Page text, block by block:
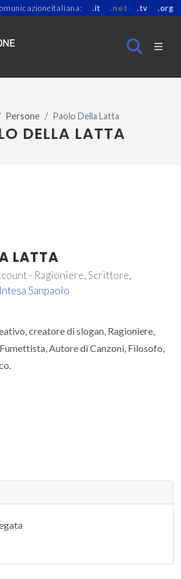
.it .net .tv .org
Persone Paolo Della Latta
DELLA LATTA
LATTA
- Ragioniere, Scrittore,
Intesa Sanpaolo
creatore di slogan, Ragioniere,
Autore di Canzoni, Filosofo,